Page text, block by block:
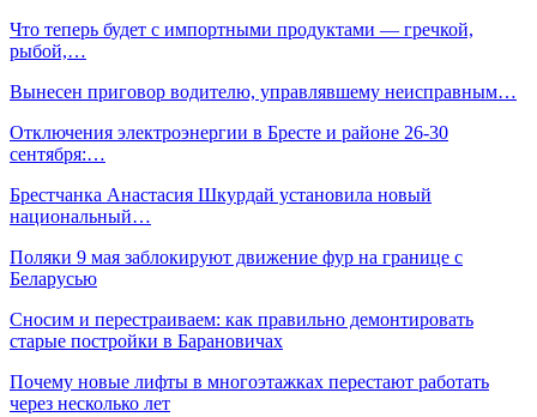
Что теперь будет с импортными продуктами — гречкой,
рыбой,…
Вынесен приговор водителю, управлявшему неисправным…
Отключения электроэнергии в Бресте и районе 26-30
сентября:…
Брестчанка Анастасия Шкурдай установила новый
национальный…
Поляки 9 мая заблокируют движение фур на границе с
Беларусью
Сносим и перестраиваем: как правильно демонтировать
старые постройки в Барановичах
Почему новые лифты в многоэтажках перестают работать
через несколько лет